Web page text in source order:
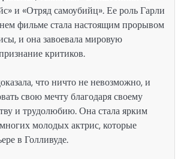
и «Отряд самоубийц». Ее роль Гарли
фильме стала настоящим прорывом
и она завоевала мировую
критиков.
что ничто не невозможно, и
свою мечту благодаря своему
и трудолюбию. Она стала ярким
молодых актрис, которые
в Голливуде.